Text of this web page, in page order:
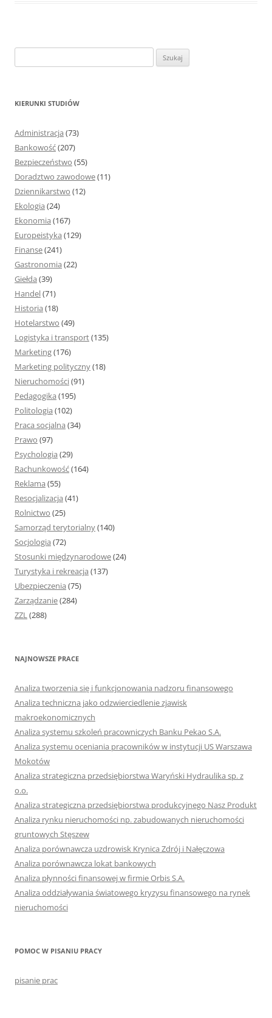
z
KIERUNKI STUDIÓW
Administracja (73)
Bankowość(207)
Bezpieczeństwo (55)
Doradztwo zawodowe(11)
Dziennikarstwo (12)
Ekologia (24)
Ekonomia (167)
Europeistyka (129)
Finanse(241)
Gastronomia (22)
Giełda (39)
Handel(71)
Historia (18)
Hotelarstwo (49)
Logistyka i transport(135)
Marketing(176)
Marketing polityczny(18)
Nieruchomości(91)
Pedagogika (195)
Politologia (102)
Praca socjalna (34)
Prawo (97)
Psychologia (29)
Rachunkowość(164)
Reklama (55)
Resocjalizacja (41)
Rolnictwo (25)
Samorząd terytorialny(140)
Socjologia (72)
Stosunki międzynarodowe(24)
Turystyka i rekreacja (137)
Ubezpieczenia (75)
Zarządzanie(284)
ZZL(288)
NAJNOWSZE PRACE
Analiza tworzenia się i funkcjonowania nadzoru finansowego
Analiza techniczna jako odzwierciedlenie zjawisk
makroekonomicznych
Analiza systemu szkoleń pracowniczych Banku Pekao S.A.
Analiza systemu oceniania pracowników w instytucji US Warszawa
Mokotów
Analiza strategiczna przedsiębiorstwa Waryński Hydraulika sp. z
o.o.
Analiza strategiczna przedsiębiorstwa produkcyjnego Nasz Produkt
Analiza rynku nieruchomości np. zabudowanych nieruchomości
gruntowych Stęszew
Analiza porównawcza uzdrowisk Krynica Zdrój i Nałęczowa
Analiza porównawcza lokat bankowych
Analiza płynności finansowej w firmie Orbis S.A.
Analiza oddziaływania światowego kryzysu finansowego na rynek
nieruchomości
POMOC W PISANIU PRACY
pisanie prac